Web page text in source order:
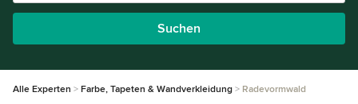
Suchen
Alle Experten Farbe, Tapeten & Wandverkleidung Radevormwald